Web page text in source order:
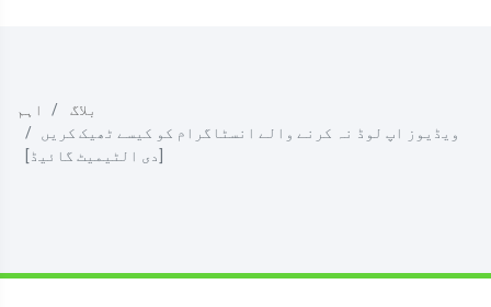
اہم
بلاگ
ویڈیوز اپ لوڈ نہ کرنے والے انسٹاگرام کو کیسے ٹھیک کریں
[دی الٹیمیٹ گائیڈ]